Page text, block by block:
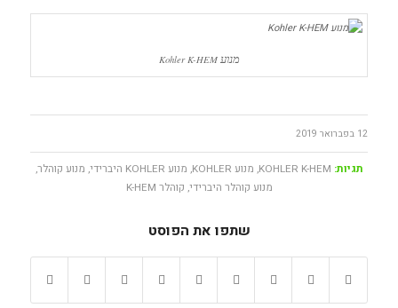
מנועKohler K-HEM
12 בפברואר 2019
תגיות: KOHLER K-HEM
, מנוע KOHLER , מנוע KOHLER היברידי , מנוע קוהלר,
מנוע קוהלר היברידי, קוהלר K-HEM
שתפו את הפוסט